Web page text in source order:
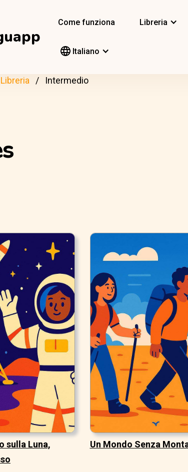
Come funziona Libreria
Italiano
Libreria Intermedio
sulla Luna,
Un Mondo Senza